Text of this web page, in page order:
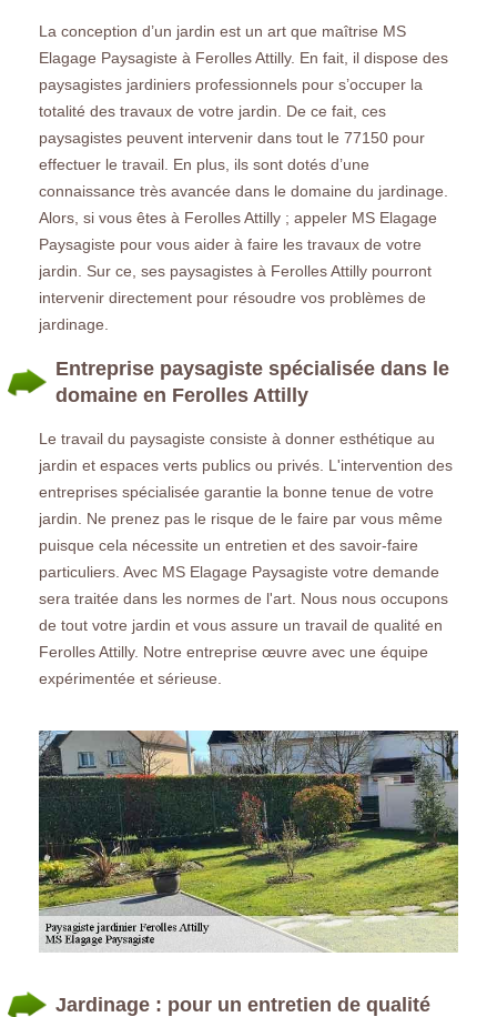
La conception d’un jardin est un art que maîtrise MS
Elagage Paysagiste à Ferolles Attilly. En fait, il dispose des
paysagistes jardiniers professionnels pour s’occuper la
totalité des travaux de votre jardin. De ce fait, ces
paysagistes peuvent intervenir dans tout le 77150 pour
effectuer le travail. En plus, ils sont dotés d’une
connaissance très avancée dans le domaine du jardinage.
Alors, si vous êtes à Ferolles Attilly ; appeler MS Elagage
Paysagiste pour vous aider à faire les travaux de votre
jardin. Sur ce, ses paysagistes à Ferolles Attilly pourront
intervenir directement pour résoudre vos problèmes de
jardinage.
Entreprise paysagiste spécialisée dans le
domaine en Ferolles Attilly
Le travail du paysagiste consiste à donner esthétique au
jardin et espaces verts publics ou privés. L'intervention des
entreprises spécialisée garantie la bonne tenue de votre
jardin. Ne prenez pas le risque de le faire par vous même
puisque cela nécessite un entretien et des savoir-faire
particuliers. Avec MS Elagage Paysagiste votre demande
sera traitée dans les normes de l'art. Nous nous occupons
de tout votre jardin et vous assure un travail de qualité en
Ferolles Attilly. Notre entreprise œuvre avec une équipe
expérimentée et sérieuse.
Jardinage : pour un entretien de qualité